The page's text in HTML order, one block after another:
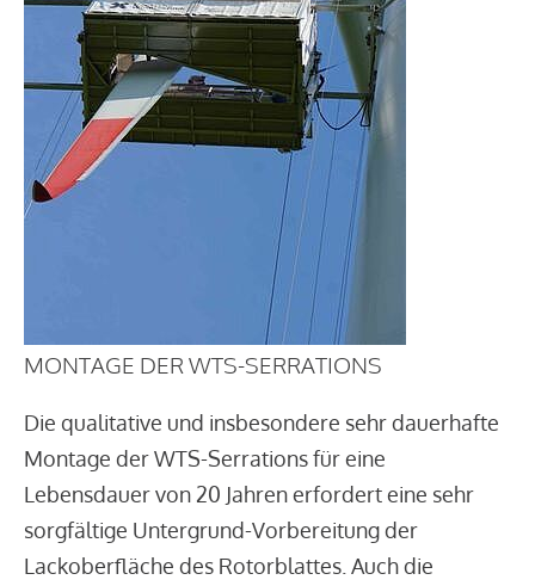
MONTAGE DER WTS-SERRATIONS
Die qualitative und insbesondere sehr dauerhafte
Montage der WTS-Serrations für eine
Lebensdauer von 20 Jahren erfordert eine sehr
sorgfältige Untergrund-Vorbereitung der
Lackoberfläche des Rotorblattes. Auch die